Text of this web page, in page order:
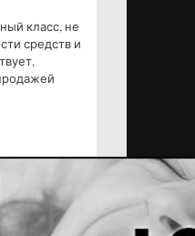
класс, не
средств и